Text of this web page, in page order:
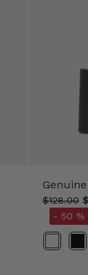
$128.00
- 50 %